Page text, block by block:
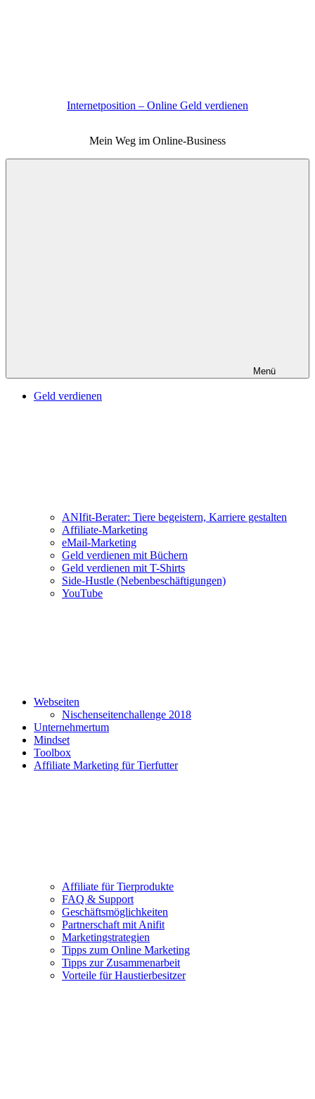
Internetposition – Online Geld verdienen
Mein Weg im Online-Business
Menü
Geld verdienen
ANIfit-Berater: Tiere begeistern, Karriere gestalten
Affiliate-Marketing
eMail-Marketing
Geld verdienen mit Büchern
Geld verdienen mit T-Shirts
Side-Hustle (Nebenbeschäftigungen)
YouTube
Webseiten
Nischenseitenchallenge 2018
Unternehmertum
Mindset
Toolbox
Affiliate Marketing für Tierfutter
Affiliate für Tierprodukte
FAQ & Support
Geschäftsmöglichkeiten
Partnerschaft mit Anifit
Marketingstrategien
Tipps zum Online Marketing
Tipps zur Zusammenarbeit
Vorteile für Haustierbesitzer